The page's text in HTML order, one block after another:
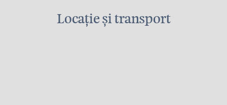
Locație și transport